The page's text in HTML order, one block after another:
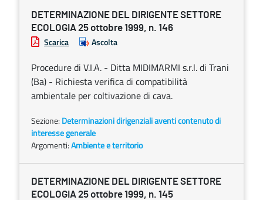
DETERMINAZIONE DEL DIRIGENTE SETTORE
ECOLOGIA 25 ottobre 1999, n. 146
Scarica Ascolta
Procedure di V.I.A. - Ditta MIDIMARMI s.r.l. di Trani
(Ba) - Richiesta verifica di compatibilità
ambientale per coltivazione di cava.
Sezione: Determinazioni dirigenziali aventi contenuto di
interesse generale
Argomenti:Ambiente e territorio
DETERMINAZIONE DEL DIRIGENTE SETTORE
ECOLOGIA 25 ottobre 1999, n. 145